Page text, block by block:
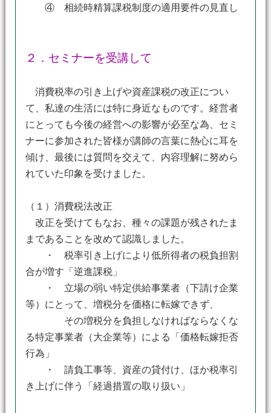
④ 相続時精算課税制度の適用要件の見直し
２．セミナーを受講して
消費税率の引き上げや資産課税の改正につい
て、私達の生活には特に身近なものです。経営者
にとっても今後の経営への影響が必至な為、セミ
ナーに参加された皆様が講師の言葉に熱心に耳を
傾け、最後には質問を交えて、内容理解に努めら
れていた印象を受けました。
（１）消費税法改正
改正を受けてもなお、種々の課題が残されたま
まであることを改めて認識しました。
・ 税率引き上げにより低所得者の税負担割
合が増す「逆進課税」
・ 立場の弱い特定供給事業者（下請け企業
等）にとって、増税分を価格に転嫁できず、
その増税分を負担しなければならなくな
る特定事業者（大企業等）による「価格転嫁拒否
行為」
・ 請負工事等、資産の貸付け、ほか税率引
き上げに伴う「経過措置の取り扱い」